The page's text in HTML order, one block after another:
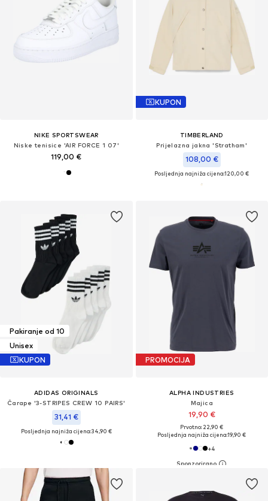
NIKE SPORTSWEAR
Niske tenisice 'AIR FORCE 1 07'
119,00 €
KUPON
TIMBERLAND
Prijelazna jakna 'Stratham'
108,00 €
Posljednja najniža cijena:120,00 €
Pakiranje od 10
Unisex
KUPON
ADIDAS ORIGINALS
Čarape '3-STRIPES CREW 10 PAIRS'
31,41 €
Posljednja najniža cijena:34,90 €
PROMOCIJA
ALPHA INDUSTRIES
Majica
19,90 €
Prvotno: 22,90 €
Posljednja najniža cijena:19,90 €
+4